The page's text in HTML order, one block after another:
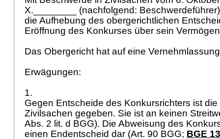
X.________ (nachfolgend:
die Aufhebung des obergerichtlichen
Eröffnung des Konkurses über sein
Das Obergericht hat auf eine
Erwägungen:
1.
Gegen Entscheide des Konkursrichters ist
Zivilsachen gegeben. Sie ist an keinen
Abs. 2 lit. d BGG). Die Abweisung des
einen Endentscheid dar (Art. 90 BGG; BGE